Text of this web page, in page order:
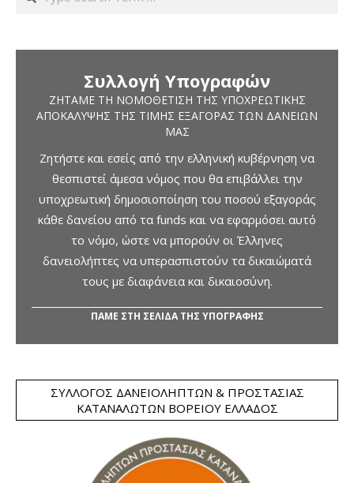
Συλλογή Υπογραφών
ΖΗΤΆΜΕ ΤΗ ΝΟΜΟΘΈΤΙΣΗ ΤΗΣ ΥΠΟΧΡΕΩΤΙΚΉΣ
ΑΠΟΚΆΛΥΨΗΣ ΤΗΣ ΤΙΜΉΣ ΕΞΑΓΟΡΆΣ ΤΩΝ ΔΑΝΕΊΩΝ
ΜΑΣ
Ζητήστε και εσείς από την ελληνική κυβέρνηση να
θεσπιστεί άμεσα νόμος που θα επιβάλλει την
υποχρεωτική δημοσιοποίηση του ποσού εξαγοράς
κάθε δανείου από τα funds και να εφαρμόσει αυτό
το νόμο, ώστε να μπορούν οι Έλληνες
δανειολήπτες να υπερασπιστούν τα δικαιώματά
τους με διαφάνεια και δικαιοσύνη.
ΠΑΜΕ ΣΤΗ ΣΕΛΙΔΑ ΤΗΣ ΥΠΟΓΡΑΦΗΣ
ΣΎΛΛΟΓΟΣ ΔΑΝΕΙΟΛΗΠΤΏΝ & ΠΡΟΣΤΑΣΊΑΣ
ΚΑΤΑΝΑΛΩΤΏΝ ΒΟΡΕΊΟΥ ΕΛΛΆΔΟΣ